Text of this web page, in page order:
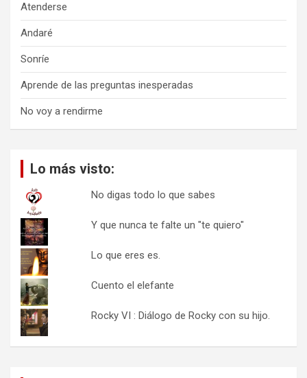
Atenderse
Andaré
Sonríe
Aprende de las preguntas inesperadas
No voy a rendirme
Lo más visto:
No digas todo lo que sabes
Y que nunca te falte un "te quiero"
Lo que eres es.
Cuento el elefante
Rocky VI : Diálogo de Rocky con su hijo.